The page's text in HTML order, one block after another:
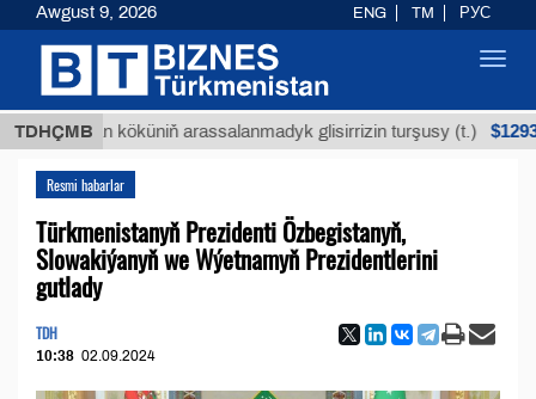
TDHÇMBköküniň arassalanmadyk glisirrizin turşusy (t.) $12935,18
Resmi habarlar
Türkmenistanyň Prezidenti Özbegistanyň,
Slowakiýanyň we Wýetnamyň Prezidentlerini
gutlady
TDH
10:38 02.09.2024
Awgust 9, 2026 ENG TM РУС